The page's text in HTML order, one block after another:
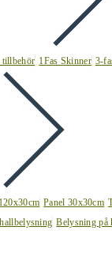
tillbehör 1Fas Skinner 3-
Panel 30x30cm
Belysning på